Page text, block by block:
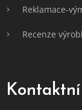
Reklamace-
Recenze